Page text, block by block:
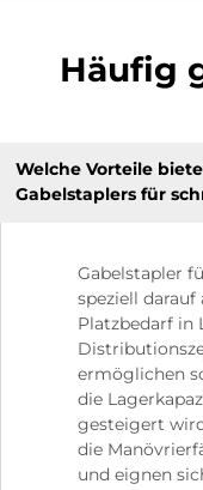
Häufig
Welche Vorteile
Gabelstaplers für
Gabelstapler
speziell
Platzbedarf in
ermöglichen
die
gesteigert
die
und eignen